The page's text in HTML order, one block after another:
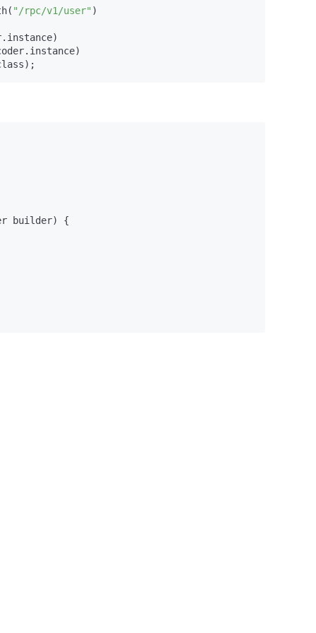
"/rpc/v1/user" )
builder)
{